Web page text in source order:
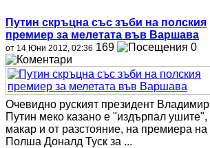
Путин скръцна със зъби на полския
премиер за мелетата във Варшава
от 14 Юни 2012, 02:36 169 0
Очевидно руският президент Владимир
Путин меко казано е "издърпал ушите",
макар и от разстояние, на премиера на
Полша Доналд Туск за ...